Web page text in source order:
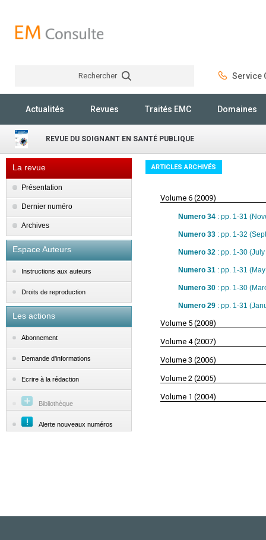
Rechercher Service
Actualités Revues Traités EMC Domaines
REVUE DU SOIGNANT EN SANTÉ PUBLIQUE
La revue
Présentation
Dernier numéro
Archives
Espace Auteurs
Instructions aux auteurs
Droits de reproduction
Les actions
Abonnement
Demande d'informations
Ecrire à la rédaction
Bibliothèque
Alerte nouveaux numéros
ARTICLES ARCHIVÉS
Volume 6 (2009)
Numero 34 : pp. 1-31
Numero 33 : pp. 1-32
Numero 32 : pp. 1-30
Numero 31 : pp. 1-31
Numero 30 : pp. 1-30
Numero 29 : pp. 1-31
Volume 5 (2008)
Volume 4 (2007)
Volume 3 (2006)
Volume 2 (2005)
Volume 1 (2004)